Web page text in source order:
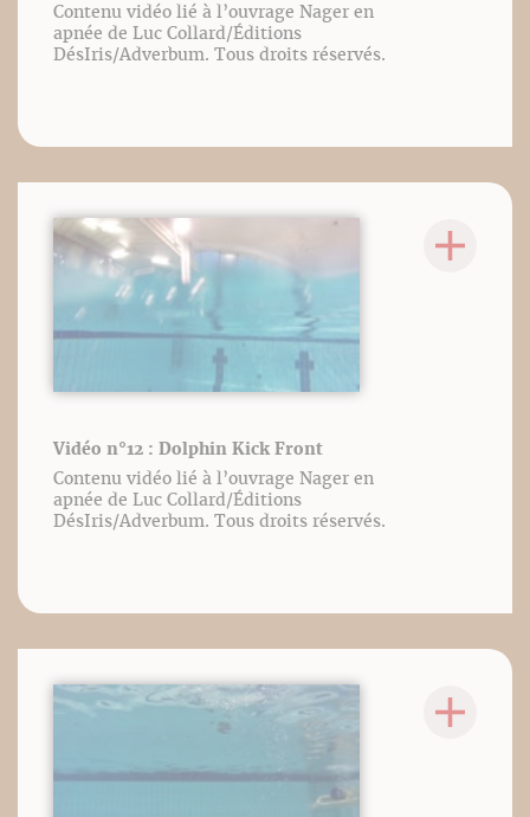
Contenu vidéo lié à l’ouvrage Nager en
apnée de Luc Collard/Éditions
DésIris/Adverbum. Tous droits réservés.
Vidéo n°12 : Dolphin Kick Front
Contenu vidéo lié à l’ouvrage Nager en
apnée de Luc Collard/Éditions
DésIris/Adverbum. Tous droits réservés.